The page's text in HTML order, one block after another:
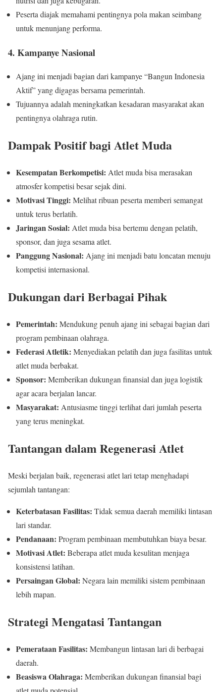
Peserta diajak memahami pentingnya pola makan seimbang
untuk menunjang performa.
4. Kampanye Nasional
Ajang ini menjadi bagian dari kampanye “Bangun Indonesia
Aktif” yang digagas bersama pemerintah.
Tujuannya adalah meningkatkan kesadaran masyarakat akan
pentingnya olahraga rutin.
Dampak Positif bagi Atlet Muda
Kesempatan Berkompetisi: Atlet muda bisa merasakan
atmosfer kompetisi besar sejak dini.
Motivasi Tinggi: Melihat ribuan peserta memberi semangat
untuk terus berlatih.
Jaringan Sosial: Atlet muda bisa bertemu dengan pelatih,
sponsor, dan juga sesama atlet.
Panggung Nasional: Ajang ini menjadi batu loncatan menuju
kompetisi internasional.
Dukungan dari Berbagai Pihak
Pemerintah: Mendukung penuh ajang ini sebagai bagian dari
program pembinaan olahraga.
Federasi Atletik: Menyediakan pelatih dan juga fasilitas untuk
atlet muda berbakat.
Sponsor: Memberikan dukungan finansial dan juga logistik
agar acara berjalan lancar.
Masyarakat: Antusiasme tinggi terlihat dari jumlah peserta
yang terus meningkat.
Tantangan dalam Regenerasi Atlet
Meski berjalan baik, regenerasi atlet lari tetap menghadapi
sejumlah tantangan:
Keterbatasan Fasilitas: Tidak semua daerah memiliki lintasan
lari standar.
Pendanaan: Program pembinaan membutuhkan biaya besar.
Motivasi Atlet: Beberapa atlet muda kesulitan menjaga
konsistensi latihan.
Persaingan Global: Negara lain memiliki sistem pembinaan
lebih mapan.
Strategi Mengatasi Tantangan
Pemerataan Fasilitas: Membangun lintasan lari di berbagai
daerah.
Beasiswa Olahraga: Memberikan dukungan finansial bagi